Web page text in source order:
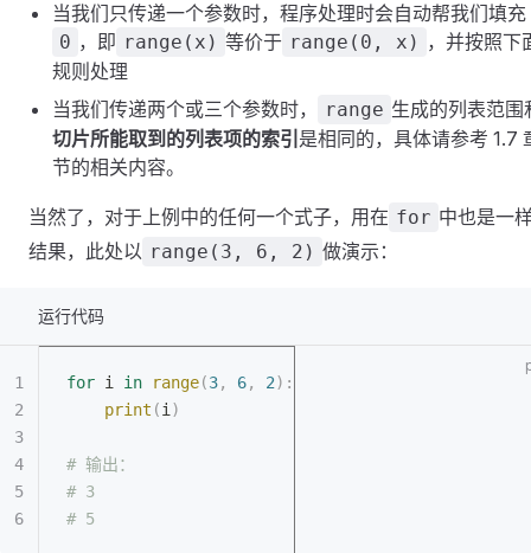
当我们只传递一个参数时，程序处理时会自动帮我们填充
0 ，即 range(x) 等价于 range(0, x) ，并按照下
规则处理
当我们传递两个或三个参数时，
range 生成的列表范围
切片所能取到的列表项的索引 是相同的，具体请参考 1.7
节的相关内容。
当然了，对于上例中的任何一个式子，用在 for 中也是一
结果，此处以 range(3, 6, 2) 做演示：
运行代码
for i in range(3, 6, 2):
	print
(i )
# 输出：
# 3
# 5